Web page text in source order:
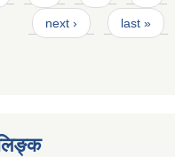
next › last »
लिङ्क